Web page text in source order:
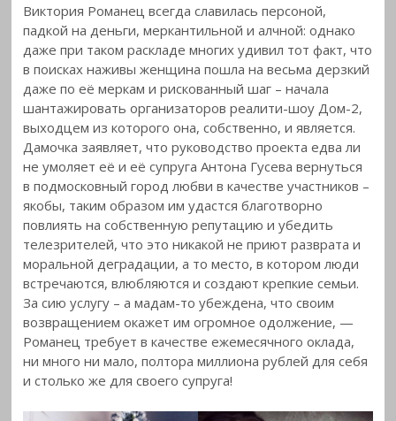
Виктория Романец всегда славилась персоной,
падкой на деньги, меркантильной и алчной: однако
даже при таком раскладе многих удивил тот факт, что
в поисках наживы женщина пошлана весьма дерзкий
даже по её меркам и рискованный шаг – начала
шантажировать организаторов реалити-шоу Дом-2,
выходцем из которого она, собственно, и является.
Дамочка заявляет, что руководство проекта едва ли
не умоляет её и её супруга Антона Гусева вернуться
в подмосковный город любви в качестве участников –
якобы, таким образом им удастся благотворно
повлиять на собственную репутацию и убедить
телезрителей, что это никакой не приют разврата и
моральной деградации, а то место, в котором люди
встречаются, влюбляются и создают крепкие семьи.
За сию услугу – а мадам-то убеждена, что своим
возвращением окажет им огромное одолжение, —
Романец требует в качестве ежемесячного оклада,
ни много ни мало, полтора миллиона рублей для себя
и столько же для своего супруга!